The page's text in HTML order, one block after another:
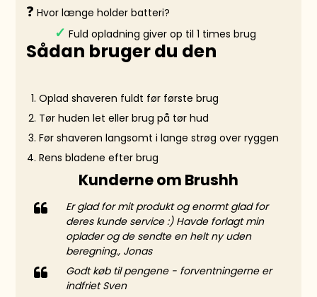
❓ Hvor længe holder batteri?
✓Fuld opladning giver op til 1 times brug
Sådan bruger du den
Oplad shaveren fuldt før første brug
Tør huden let eller brug på tør hud
Før shaveren langsomt i lange strøg over ryggen
Rens bladene efter brug
Kunderne om Brushh
Er glad for mit produkt og enormt glad for
deres kunde service :) Havde forlagt min
oplader og de sendte en helt ny uden
beregning., Jonas
Godt køb til pengene - forventningerne er
indfriet Sven